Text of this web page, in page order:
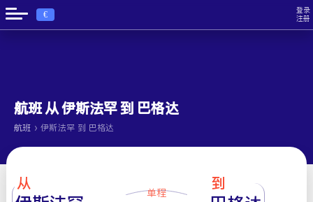
€
登录
注册
航班 从 伊斯法罕 到 巴格达
航班 › 伊斯法罕 到 巴格达
从
单程
到